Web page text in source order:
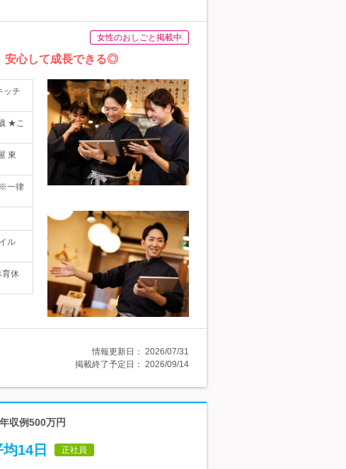
女性のおしごと掲載中
安心して成長できる◎
ッチ
★こ
東
※一律
ル
育休
情報更新日： 2026/07/31
掲載終了予定日： 2026/09/14
収例500万円
14日 正社員